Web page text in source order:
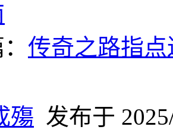
传奇之路指
殤 发布于